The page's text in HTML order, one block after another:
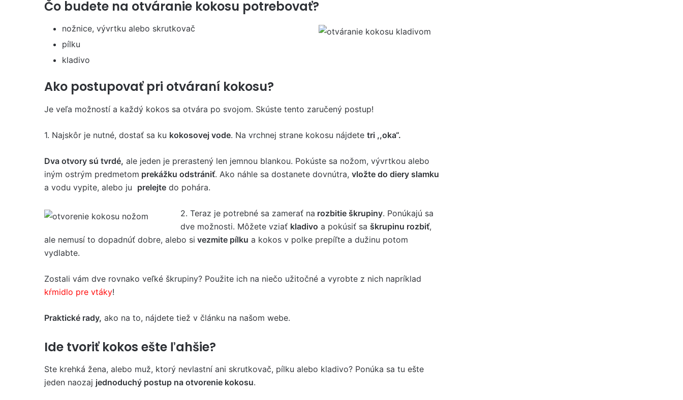
Čo budete na otváranie kokosu potrebovať?
nožnice, vývrtku alebo skrutkovač
pílku
kladivo
Ako postupovať pri otváraní kokosu?
Je veľa možností a každý kokos sa otvára po svojom. Skúste tento zaručený postup!
1. Najskôr je nutné, dostať sa ku kokosovej vode. Na vrchnej strane kokosu nájdete tri ,,oka“.
Dva otvory sú tvrdé, ale jeden je prerastený len jemnou blankou. Pokúste sa nožom, vývrtkou alebo
iným ostrým predmetom prekážku odstrániť. Ako náhle sa dostanete dovnútra, vložte do diery slamku
a vodu vypite, alebo ju prelejte do pohára.
2. Teraz je potrebné sa zamerať na rozbitie škrupiny. Ponúkajú sa
dve možnosti. Môžete vziať kladivo a pokúsiť sa škrupinu rozbiť,
ale nemusí to dopadnúť dobre, alebo si vezmite pílku a kokos v polke prepíľte a dužinu potom
vydlabte.
Zostali vám dve rovnako veľké škrupiny? Použite ich na niečo užitočné a vyrobte z nich napríklad
kŕmidlo pre vtáky!
Praktické rady, ako na to, nájdete tiež v článku na našom webe.
Ide tvoriť kokos ešte ľahšie?
Ste krehká žena, alebo muž, ktorý nevlastní ani skrutkovač, pílku alebo kladivo? Ponúka sa tu ešte
jeden naozaj jednoduchý postup na otvorenie kokosu.